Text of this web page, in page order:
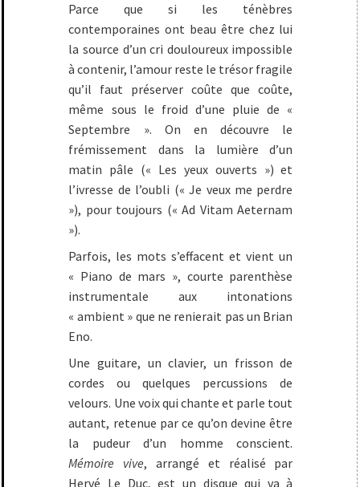
Parce que si les ténèbres
contemporaines ont beau être chez lui
la source d’un cri douloureux impossible
à contenir, l’amour reste le trésor fragile
qu’il faut préserver coûte que coûte,
même sous le froid d’une pluie de «
Septembre ». On en découvre le
frémissement dans la lumière d’un
matin pâle (« Les yeux ouverts ») et
l’ivresse de l’oubli (« Je veux me perdre
»), pour toujours (« Ad Vitam Aeternam
»).
Parfois, les mots s’effacent et vient un
« Piano de mars », courte parenthèse
instrumentale aux intonations
« ambient » que ne renierait pas un Brian
Eno.
Une guitare, un clavier, un frisson de
cordes ou quelques percussions de
velours. Une voix qui chante et parle tout
autant, retenue par ce qu’on devine être
la pudeur d’un homme conscient.
Mémoire vive, arrangé et réalisé par
Hervé Le Duc, est un disque qui va à